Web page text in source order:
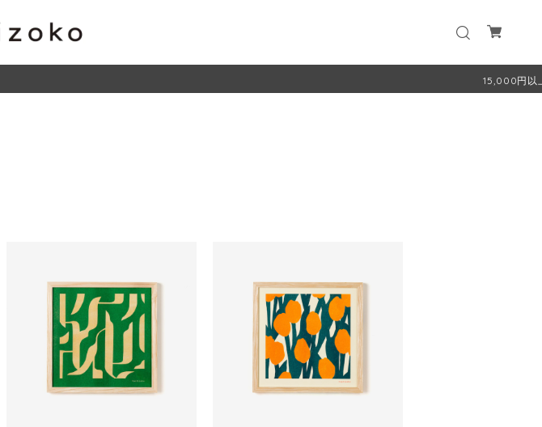
15,000円以上お買い上げで送